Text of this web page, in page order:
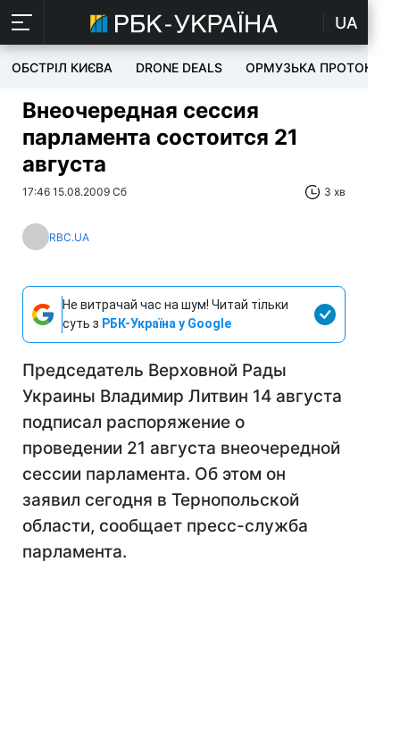
UA
ОБСТРІЛ КИЄВА DRONE DEALS ОРМУЗЬКА ПРОТОКА
Внеочередная сессия
парламента состоится 21
августа
17:46 15.08.2009 Сб 3 хв
RBC.UA
Не витрачай час на шум! Читай тільки
суть з РБК-Україна у Google
Председатель Верховной Рады
Украины Владимир Литвин 14 августа
подписал распоряжение о
проведении 21 августа внеочередной
сессии парламента. Об этом он
заявил сегодня в Тернопольской
области, сообщает пресс-служба
парламента.